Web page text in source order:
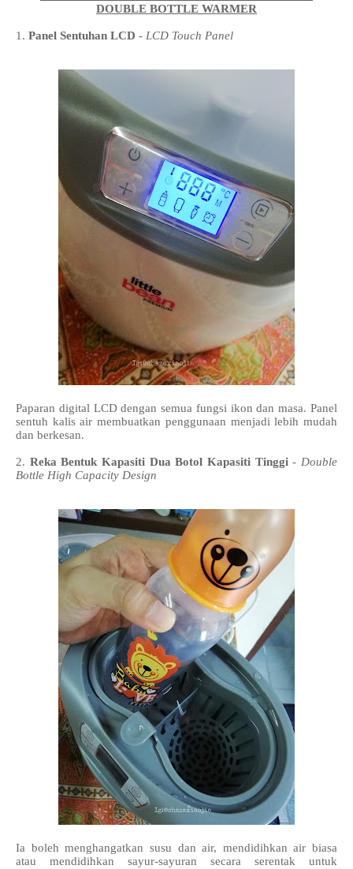
DOUBLE BOTTLE WARMER
1. Panel Sentuhan LCD - LCD Touch Panel
Paparan digital LCD dengan semua fungsi ikon dan masa. Panel
sentuh kalis air membuatkan penggunaan menjadi lebih mudah
dan berkesan.
2. Reka Bentuk Kapasiti Dua Botol Kapasiti Tinggi- Double
Bottle High Capacity Design
Ia boleh menghangatkan susu dan air, mendidihkan air biasa
atau mendidihkan sayur-sayuran secara serentak untuk